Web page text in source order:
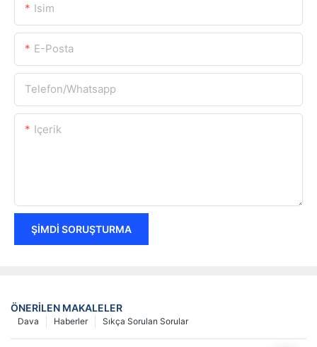
Isim
E-Posta
Telefon/whatsapp
Içerik
ŞIMDI SORUŞTURMA
ÖNERILEN MAKALELER
Sıkça Sorulan Sorular
Haberler
Dava